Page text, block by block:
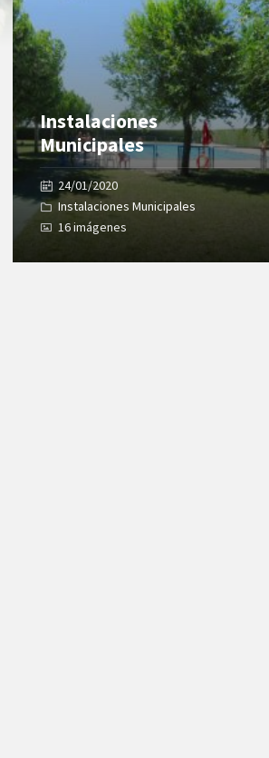
Instalaciones
Municipales
24/01/2020
Instalaciones Municipales
16 imágenes